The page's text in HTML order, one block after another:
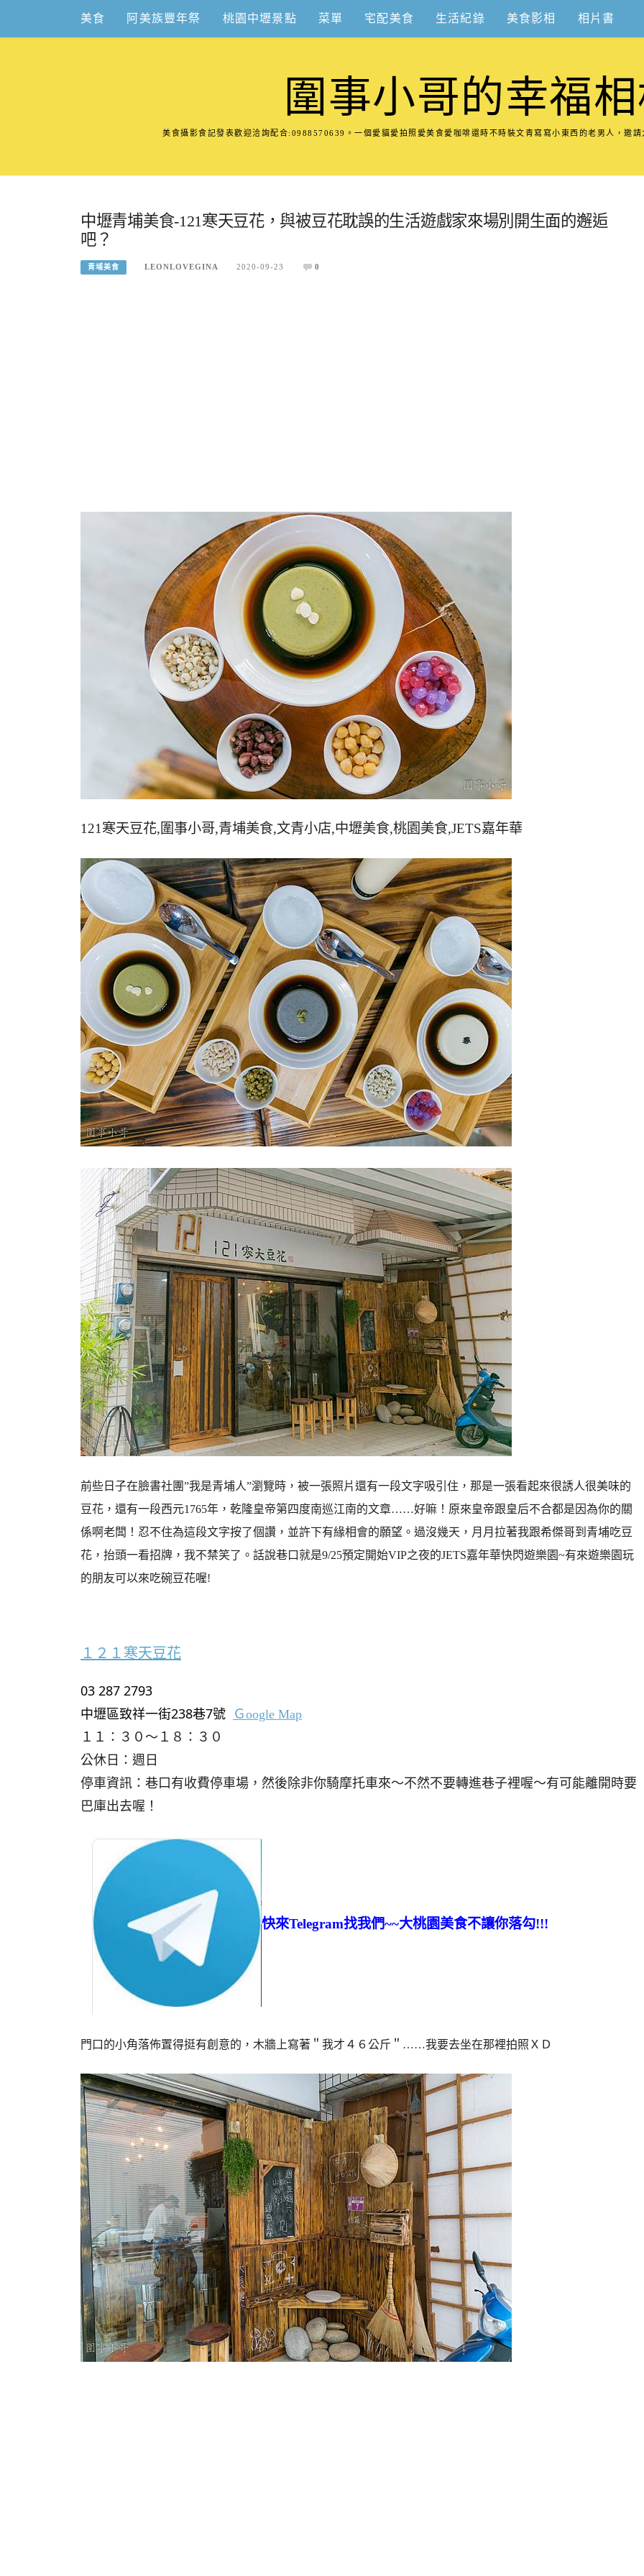
content
美食 阿美族豐年祭 桃園中壢景點 菜單 宅配美食 生活紀錄 美食影相 相片書
圍事小哥的幸福
美食攝影食記發表歡迎洽詢配合:0988570639。一個愛貓愛拍照愛美食愛咖啡還時不時裝文青寫寫小東西的老男人，邀
中壢青埔美食-121寒天豆花，與被豆花耽誤的生活遊戲家來場別開生面的邂逅
吧？
青埔美食 LEONLOVEGINA 2020-09-23 0
121寒天豆花,圍事小哥,青埔美食,文青小店,中壢美食,桃園美食,JETS嘉年華
前些日子在臉書社團”我是青埔人”瀏覽時，被一張照片還有一段文字吸引住，那是一張看起來很誘人很美味的
豆花，還有一段西元1765年，乾隆皇帝第四度南巡江南的文章……好嘛！原來皇帝跟皇后不合都是因為你的關
係啊老闆！忍不住為這段文字按了個讚，並許下有緣相會的願望。過沒幾天，月月拉著我跟希傑哥到青埔吃豆
花，抬頭一看招牌，我不禁笑了。話說巷口就是9/25預定開始VIP之夜的JETS嘉年華快閃遊樂園~有來遊樂園玩
的朋友可以來吃碗豆花喔!
１２１寒天豆花
03 287 2793
中壢區致祥一街238巷7號
Ｇoogle Map
１１：３０～１８：３０
公休日：週日
停車資訊：巷口有收費停車場，然後除非你騎摩托車來～不然不要轉進巷子裡喔～有可能離開時要
巴庫出去喔！
快來Telegram找我們~~大桃園美食不讓你落勾!!!
門口的小角落佈置得挺有創意的，木牆上寫著＂我才４６公斤＂……我要去坐在那裡拍照ＸＤ